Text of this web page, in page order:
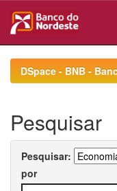
navigationDSpace - BNB -
Pesquisar
Pesquisar:
por